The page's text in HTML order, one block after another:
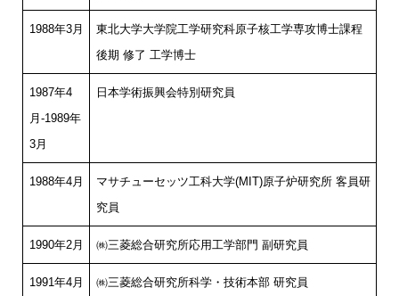
1988年3月
東北大学大学院工学研究科原子核工学専攻博士課程
後期 修了 工学博士
1987年4
月-1989年
3月
日本学術振興会特別研究員
1988年4月
マサチューセッツ工科大学(MIT)原子炉研究所 客員研
究員
1990年2月 ㈱三菱総合研究所応用工学部門 副研究員
1991年4月 ㈱三菱総合研究所科学・技術本部 研究員